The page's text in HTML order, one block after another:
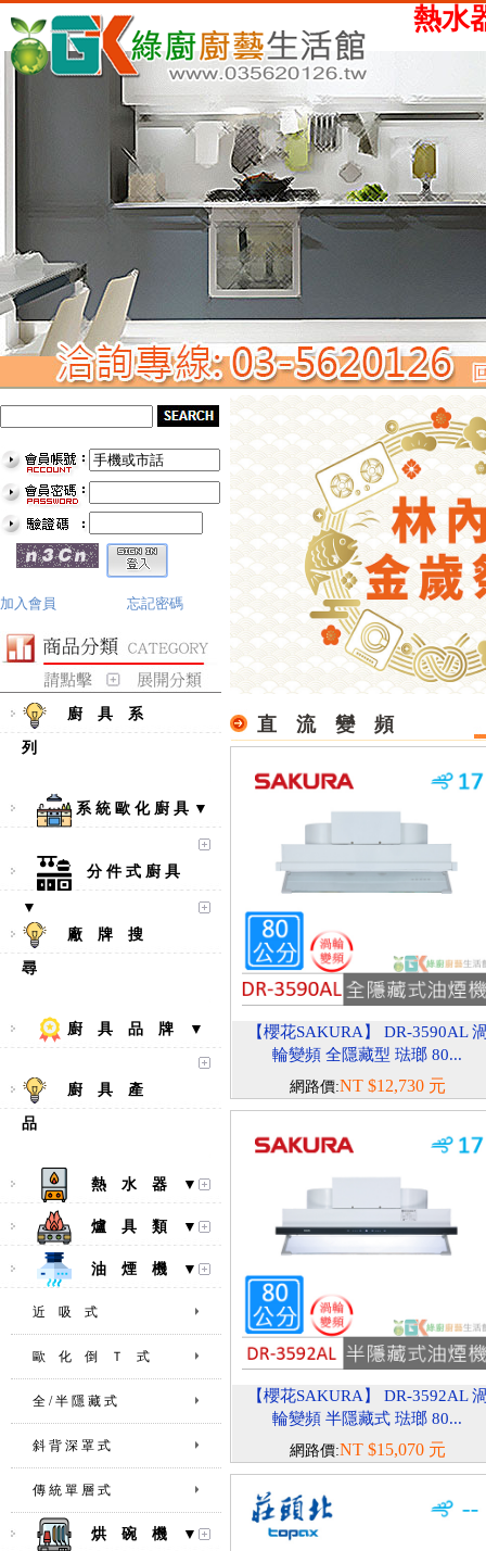
熱水器、瓦斯爐
加入會員 忘記密碼
廚 具 系
列
系 統 歐 化 廚 具 ▼
分 件 式 廚 具
▼
廠 牌 搜
尋
廚 具 品 牌 ▼
廚 具 產
品
熱 水 器 ▼
爐 具 類 ▼
油 煙 機 ▼
近 吸 式
歐 化 倒 Ｔ 式
全 / 半 隱 藏 式
斜 背 深 罩 式
傳 統 單 層 式
烘 碗 機 ▼
直 流 變 頻
【櫻花SAKURA】 DR-3590AL
輪變頻 全隱藏型 琺瑯 80...
網路價:NT $12,730 元
【櫻花SAKURA】 DR-3592AL
輪變頻 半隱藏式 琺瑯 80...
網路價:NT $15,070 元